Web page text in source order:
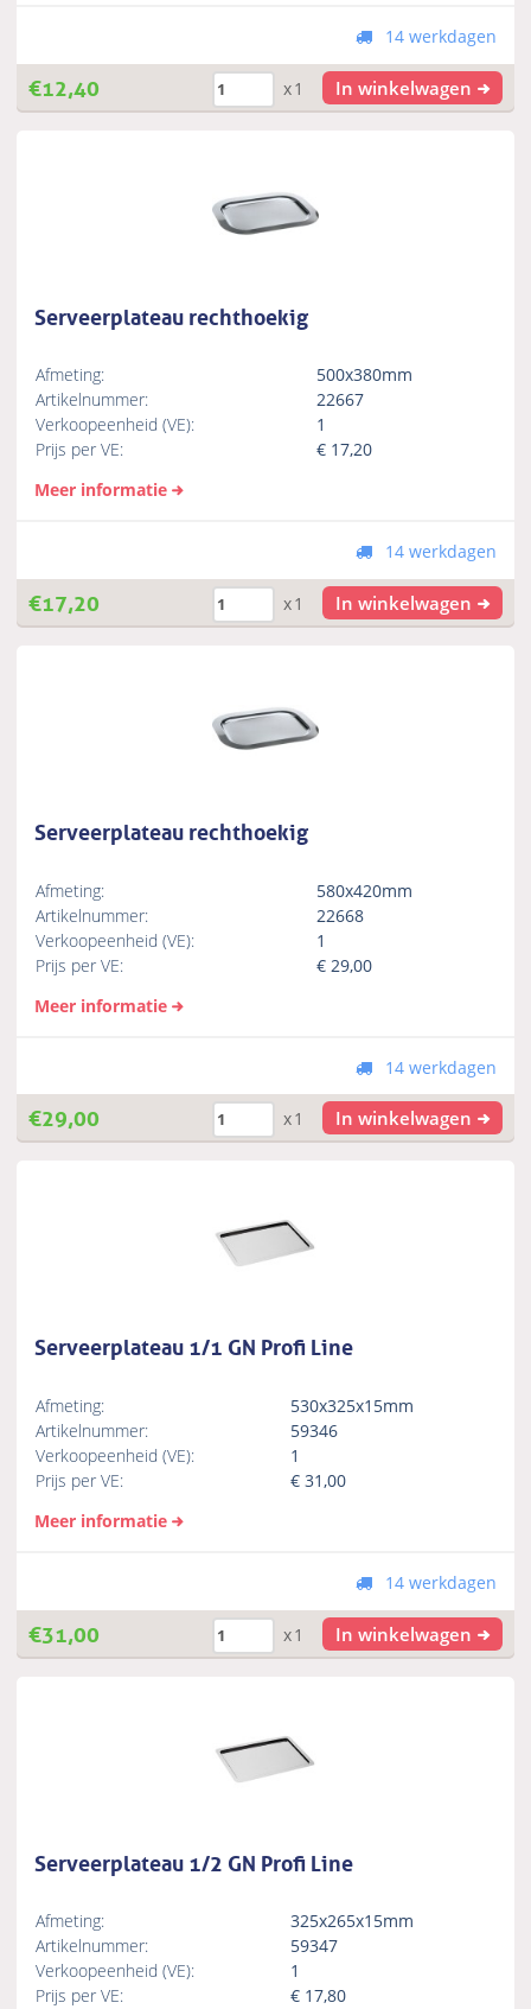
14 werkdagen
€12,40 x1 In winkelwagen
Serveerplateau rechthoekig
Afmeting:
500x380mm
Artikelnummer:
22667
Verkoopeenheid (VE):
1
Prijs per VE:
€ 17,20
Meer informatie
14 werkdagen
€17,20 x1 In winkelwagen
Serveerplateau rechthoekig
Afmeting:
580x420mm
Artikelnummer:
22668
Verkoopeenheid (VE):
1
Prijs per VE:
€ 29,00
Meer informatie
14 werkdagen
€29,00 x1 In winkelwagen
Serveerplateau 1/1 GN Profi Line
Afmeting:
530x325x15mm
Artikelnummer:
59346
Verkoopeenheid (VE):
1
Prijs per VE:
€31,00
Meer informatie
14 werkdagen
€31,00 x1 In winkelwagen
Serveerplateau 1/2 GN Profi Line
Afmeting:
325x265x15mm
Artikelnummer:
59347
Verkoopeenheid (VE):
1
Prijs per VE:
€ 17,80